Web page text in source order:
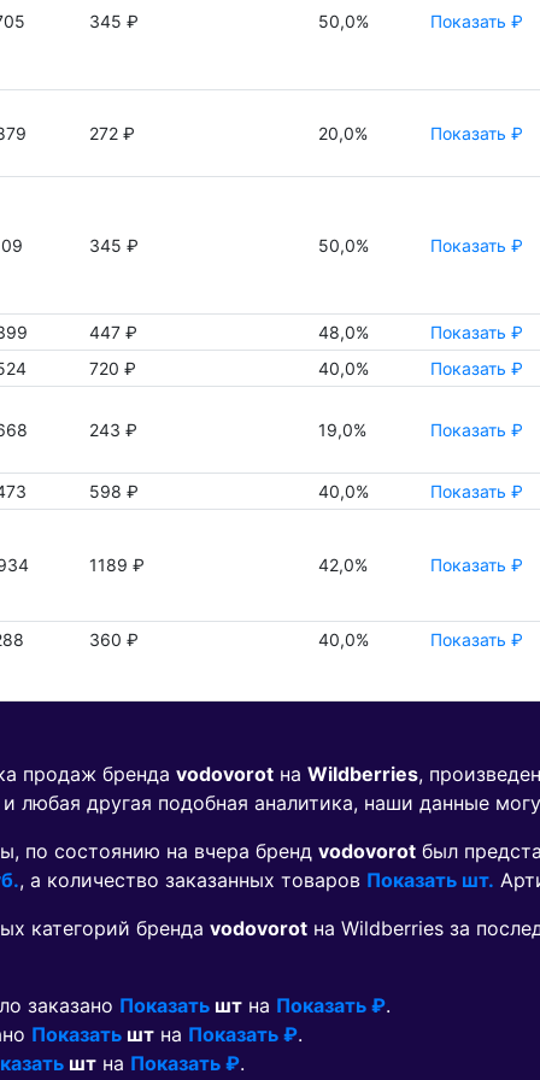
345 ₽ 50,0% Показать ₽
272 ₽ 20,0% Показать ₽
345 ₽ 50,0% Показать ₽
447 ₽ 48,0%
Показать ₽
720 ₽ 40,0% Показать ₽
243 ₽ 19,0% Показать ₽
598 ₽ 40,0% Показать ₽
1189 ₽ 42,0% Показать ₽
360 ₽ 40,0% Показать ₽
продаж бренда vodovorot на Wildberries,
любая другая подобная аналитика, наши данные
по состоянию на вчера бренд vodovorot был
, а количество заказанных товаров Показать шт.
категорий бренда vodovorot на Wildberries за
заказано Показать шт на Показать ₽.
Показать шт на Показать ₽.
шт на Показать ₽.